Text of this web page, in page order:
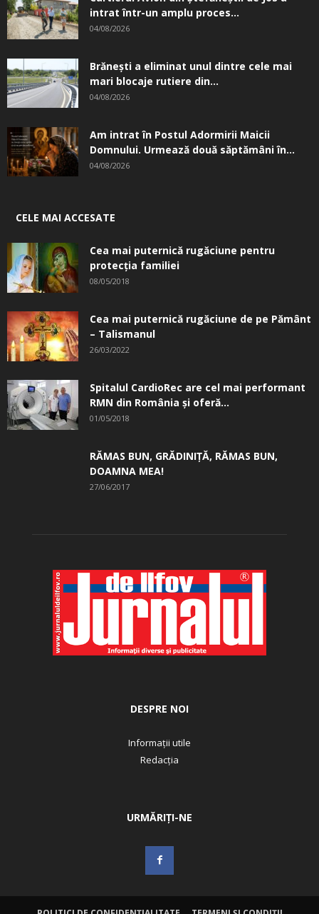
intrat într-un amplu proces...
04/08/2026
Brănești a eliminat unul dintre cele mai
mari blocaje rutiere din...
04/08/2026
Am intrat în Postul Adormirii Maicii
Domnului. Urmează două săptămâni în...
04/08/2026
CELE MAI ACCESATE
Cea mai puternică rugăciune pentru
protecția familiei
08/05/2018
Cea mai puternică rugăciune de pe Pământ
– Talismanul
26/03/2022
Spitalul CardioRec are cel mai performant
RMN din România și oferă...
01/05/2018
RĂMAS BUN, GRĂDINIŢĂ, ­RĂMAS BUN,
DOAMNA MEA!
27/06/2017
DESPRE NOI
Informații utile
Redacția
URMĂRIȚI-NE